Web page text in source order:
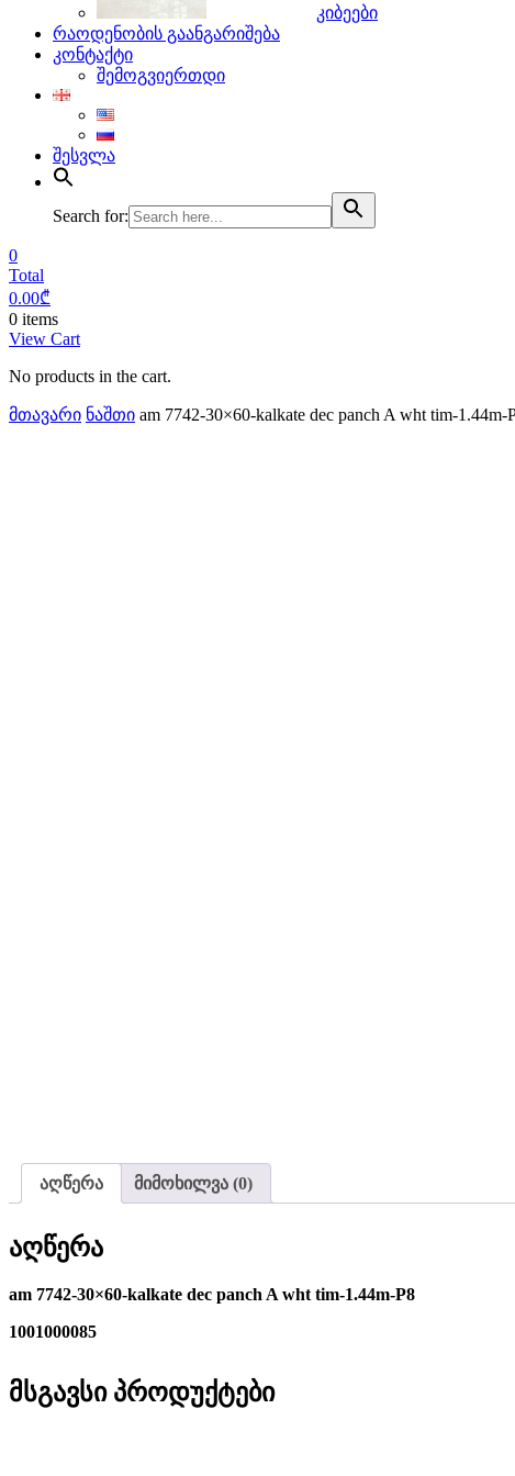
კიბეები
რაოდენობის გაანგარიშება
კონტაქტი
შემოგვიერთდი
შესვლა
Search for:
0
Total
0.00₾
0 items
View Cart
No products in the cart.
მთავარი ნაშთი am 7742-30×60-kalkate dec panch A wht tim-1.44m-
აღწერა მიმოხილვა (0)
აღწერა
am 7742-30×60-kalkate dec panch A wht tim-1.44m-P8
1001000085
მსგავსი პროდუქტები